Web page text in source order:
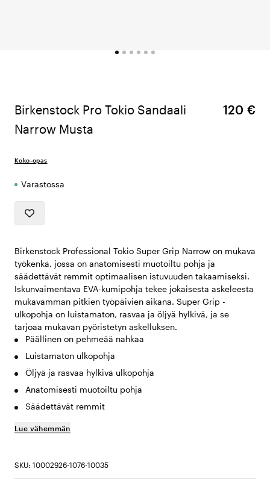
Birkenstock Pro Tokio Sandaali
Narrow Musta
120 €
Koko-opas
Varastossa
Birkenstock Professional Tokio Super Grip Narrow on mukava
työkenkä, jossa on anatomisesti muotoiltu pohja ja
säädettävät remmit optimaalisen istuvuuden takaamiseksi.
Iskunvaimentava EVA-kumipohja tekee jokaisesta askeleesta
mukavamman pitkien työpäivien aikana. Super Grip -
ulkopohja on luistamaton, rasvaa ja öljyä hylkivä, ja se
tarjoaa mukavan pyöristetyn askelluksen.
Päällinen on pehmeää nahkaa
Luistamaton ulkopohja
Öljyä ja rasvaa hylkivä ulkopohja
Anatomisesti muotoiltu pohja
Säädettävät remmit
Lue vähemmän
SKU: 10002926-1076-10035